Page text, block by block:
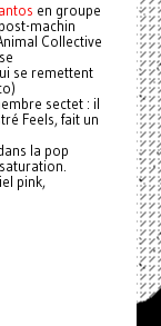
en groupe
machin
Collective
se remettent
sectet : il
Feels, fait un
la pop
pink,